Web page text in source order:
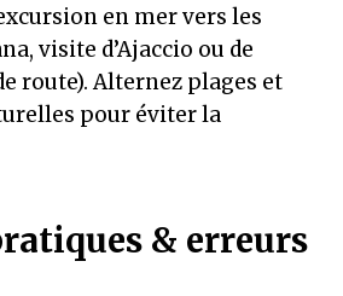
en mer vers les
visite d’Ajaccio ou de
route). Alternez plages et
pour éviter la
& erreurs